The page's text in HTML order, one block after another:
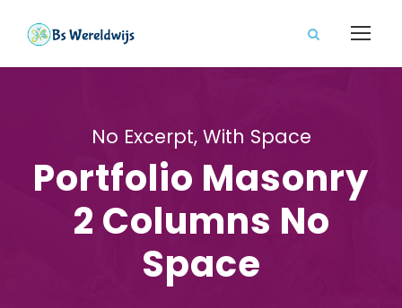
No Excerpt, With Space
Portfolio Masonry
2 Columns No
Space